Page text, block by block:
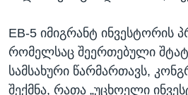
EB-5 იმიგრანტ ინვესტორის
რომელსაც შეერთებული
სამსახური წარმართავს,
შექმნა, რათა „უცხოელი